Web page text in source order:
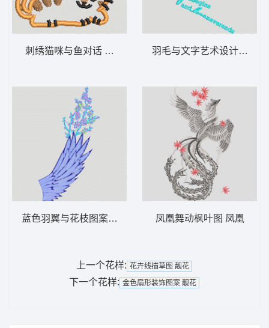
刺绣猫咪与鱼对话 猫鱼
蓝色羽翼与花枝图案 羽毛
羽毛与文字艺术设计 羽毛
凤凰舞动枫叶图 凤凰
上一个花样: 花卉线描草图 靓花
下一个花样: 金色扇形装饰图案 靓花